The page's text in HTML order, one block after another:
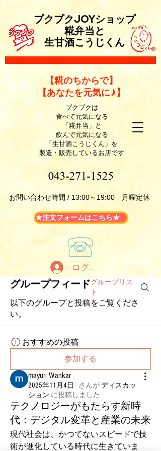
プクプクJOYショップ
糀弁当と
生甘酒こうじくん
​【糀のちからで】
【あなたを元気に♪】
プクプクは
食べて元気になる
「糀弁当」と
飲んで元気になる
「生甘酒こうじくん」を
製造・販売しているお店です
​お問い合わせ時間 / 13:00～19:00 月曜定休
★注文フォームはこちら★
ログイン
グループフィードグループリス
ト
以下のグループと投稿をご覧くださ
い。
おすすめの投稿
参加する
mayuri Wankar
2025年11月4日 · さんがディスカッ
ション に投稿しました
テクノロジーがもたらす新時
代：デジタル変革と産業の未来
現代社会は、かつてないスピードで技
術が進化している時代に生きていま